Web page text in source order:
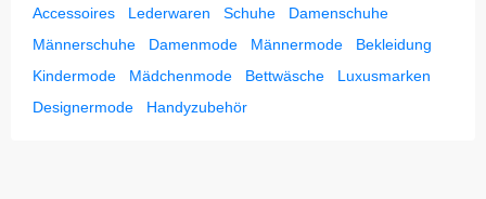
Accessoires
Lederwaren Schuhe
Damenschuhe
Männerschuhe
Damenmode Männermode
Bekleidung
Kindermode
Mädchenmode Bettwäsche
Luxusmarken
Designermode
Handyzubehör